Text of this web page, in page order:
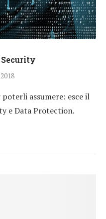
assumere: esce il
e Data Protection.